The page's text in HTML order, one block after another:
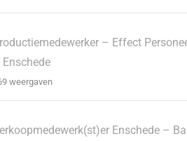
– Effect
weergaven
Enschede –